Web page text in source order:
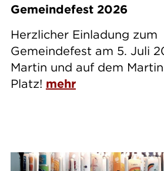
Gemeindefest 2026
Herzlicher Einladung zum
Gemeindefest am 5. Juli
Martin und auf dem
Platz! mehr